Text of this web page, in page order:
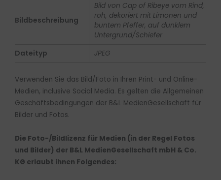
Bildbeschreibung
Bild von Cap of Ribeye vom Rind,
roh, dekoriert mit Limonen und
buntem Pfeffer, auf dunklem
Untergrund/Schiefer
Dateityp JPEG
Verwenden Sie das Bild/Foto in Ihren Print- und Online-
Medien, inclusive Social Media. Es gelten die Allgemeinen
Geschäftsbedingungen der B&L MedienGesellschaft für
Bilder und Fotos.
Die Foto-/Bildlizenz für Medien (in der Regel Fotos
und Bilder) der B&L MedienGesellschaft mbH & Co.
KG erlaubt ihnen Folgendes: